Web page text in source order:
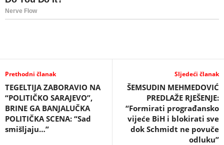
Prethodni članak
TEGELTIJA ZABORAVIO NA
“POLITIČKO SARAJEVO”,
BRINE GA BANJALUČKA
POLITIČKA SCENA: “Sad
smišljaju…”
Sljedeći članak
ŠEMSUDIN MEHMEDOVIĆ
PREDLAŽE RJEŠENJE:
“Formirati prograđansko
vijeće BiH i blokirati sve
dok Schmidt ne povuče
odluku”